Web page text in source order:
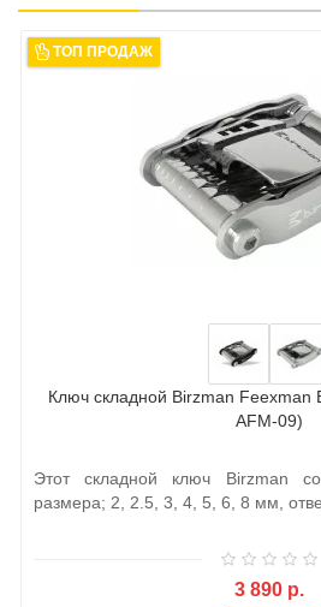
ТОП ПРОДАЖ
Ключ складной Birzman Feexman
AFM-09)
Этот складной ключ Birzman
размера; 2, 2.5, 3, 4, 5, 6, 8 мм,
3 890 р.